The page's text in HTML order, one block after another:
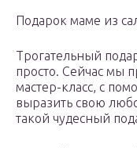
Подарок маме из
Трогательный
просто. Сейчас мы
мастер-класс, с
выразить свою
такой чудесный